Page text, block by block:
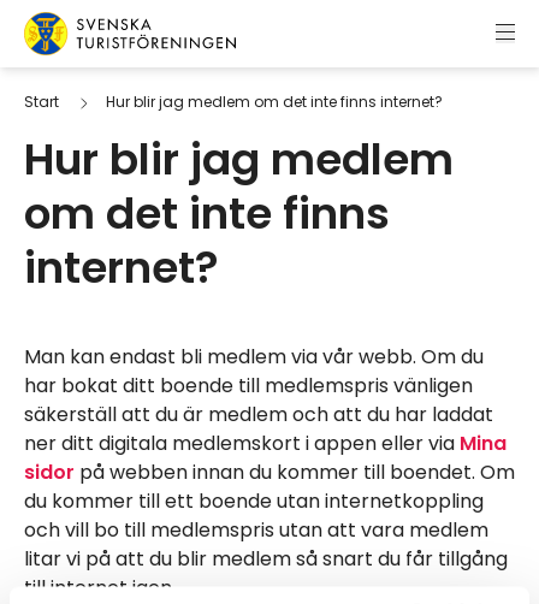
Hoppa till innehåll
Svenska Turistföreningen
Start Hur blir jag medlem om det inte finns internet?
Hur blir jag medlem
om det inte finns
internet?
Man kan endast bli medlem via vår webb. Om du
har bokat ditt boende till medlemspris vänligen
säkerställ att du är medlem och att du har laddat
ner ditt digitala medlemskort i appen eller via Mina
sidor på webben innan du kommer till boendet. Om
du kommer till ett boende utan internetkoppling
och vill bo till medlemspris utan att vara medlem
litar vi på att du blir medlem så snart du får tillgång
till internet igen.